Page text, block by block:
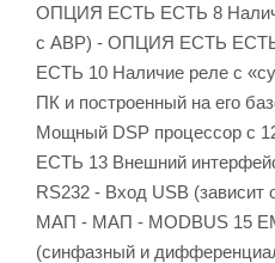
ОПЦИЯ ЕСТЬ ЕСТЬ 8 Наличие
с АВР) - ОПЦИЯ ЕСТЬ ЕСТЬ 9
ЕСТЬ 10 Наличие реле с
ПК и построенный на его
Мощный DSP процессор с
ЕСТЬ 13 Внешний
RS232 - Вход USB
МАП - МАП - MODBUS 15
(синфазный и